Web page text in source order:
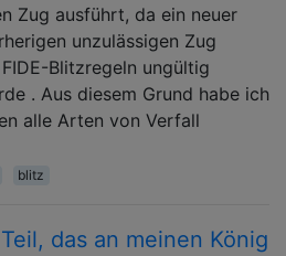
Zug ausführt, da ein neuer
unzulässigen Zug
Blitzregeln ungültig
. Aus diesem Grund habe ich
alle Arten von Verfall
blitz
das an meinen König